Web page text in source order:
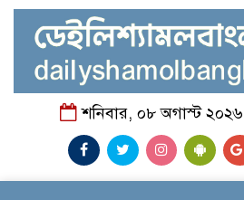
শনিবার, ০৮ অগাস্ট